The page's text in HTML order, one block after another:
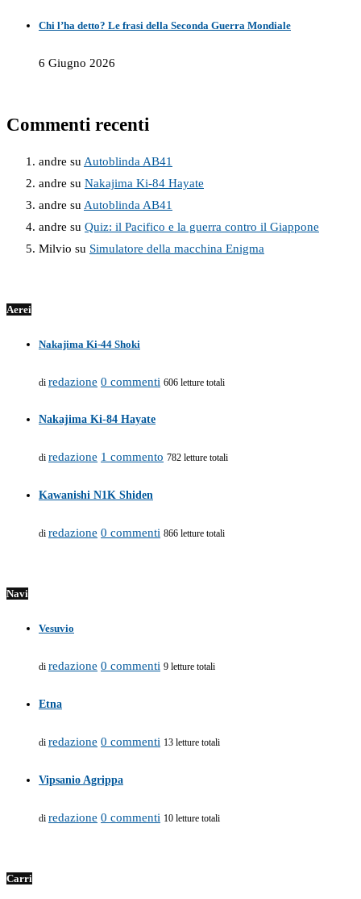
Chi l’ha detto? Le frasi della Seconda Guerra Mondiale
6 Giugno 2026
Commenti recenti
andre su Autoblinda AB41
andre su Nakajima Ki-84 Hayate
andre su Autoblinda AB41
andre su Quiz: il Pacifico e la guerra contro il Giappone
Milvio su Simulatore della macchina Enigma
Aerei
Nakajima Ki-44 Shoki
di redazione 0 commenti 606 letture totali
Nakajima Ki-84 Hayate
di redazione 1 commento 782 letture totali
Kawanishi N1K Shiden
di redazione 0 commenti 866 letture totali
Navi
Vesuvio
di redazione 0 commenti 9 letture totali
Etna
di redazione 0 commenti 13 letture totali
Vipsanio Agrippa
di redazione 0 commenti 10 letture totali
Carri